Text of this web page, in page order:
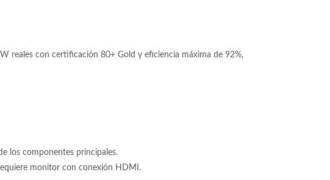
reales con certificación 80+ Gold y eficiencia máxima de 92%,
los componentes principales.
monitor con conexión HDMI.